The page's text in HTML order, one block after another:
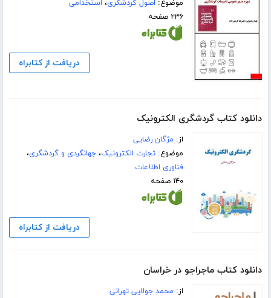
موضوع: اصول گردشگری، استخدامی
۲۳۶ صفحه
دریافت از کتابراه
دانلود کتاب گردشگری الکترونیک
از: مژگان رضایی
موضوع:تجارت الکترونیک،جهانگردی و گردشگری،
فناوری اطلاعات
۱۴۰ صفحه
دریافت از کتابراه
دانلود کتاب ماجراجو در خراسان
از: محمد جولایی تهرانی